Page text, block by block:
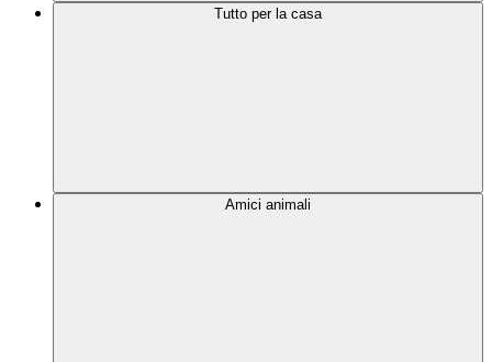
Tutto per la casa
Amici animali